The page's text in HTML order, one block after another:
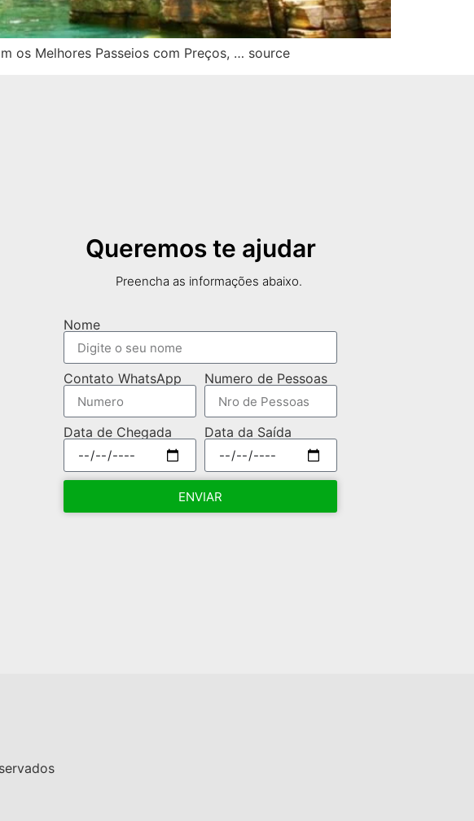
os Melhores Passeios com Preços, … source
Queremos te ajudar
Preencha as informações abaixo.
Nome
Contato WhatsApp Numero de Pessoas
Data de Chegada Data da Saída
ENVIAR